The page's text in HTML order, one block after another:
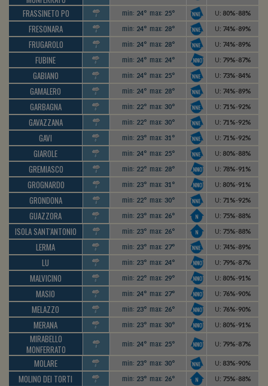
FRASSINETO PO
min: 24° max: 25° U: 80%-88%
FRESONARA min: 24° max: 28° U: 74%-89%
FRUGAROLO min: 24° max: 28° U: 74%-89%
FUBINE min: 24° max: 24° U: 79%-87%
GABIANO min: 24° max: 25° U: 73%-84%
GAMALERO min: 24° max: 28° U: 74%-89%
GARBAGNA min: 22° max: 30° U: 71%-92%
GAVAZZANA min: 22° max: 30° U: 71%-92%
GAVI min: 23° max: 31° U: 71%-92%
GIAROLE min: 24° max: 25° U: 80%-88%
GREMIASCO min: 22° max: 28° U: 78%-91%
GROGNARDO min: 23° max: 31° U: 80%-91%
GRONDONA min: 22° max: 30° U: 71%-92%
GUAZZORA min: 23° max: 26° U: 75%-88%
ISOLA SANT'ANTONIO min: 23° max: 26° U: 75%-88%
LERMA min: 23° max: 27° U: 74%-89%
LU min: 23° max: 24° U: 79%-87%
MALVICINO min: 22° max: 29° U: 80%-91%
MASIO min: 24° max: 27° U: 76%-90%
MELAZZO min: 23° max: 26° U: 76%-90%
MERANA min: 23° max: 30° U: 80%-91%
MIRABELLO
MONFERRATO
min: 24° max: 25° U: 79%-87%
MOLARE min: 23° max: 30° U: 83%-90%
MOLINO DEI TORTI min: 23° max: 26° U: 75%-88%